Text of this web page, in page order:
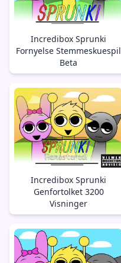
Incredibox Sprunki
Fornyelse Stemmeskuespil
Beta
Incredibox Sprunki
Genfortolket 3200
Visninger